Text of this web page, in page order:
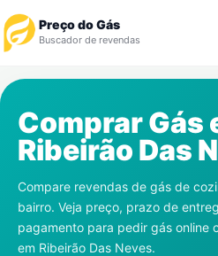
Preço do Gás
Buscador de revendas
Revendedor
Notícias
Cadastre-se
Comprar Gás
Ribeirão Das
Compare revendas de gás de
bairro. Veja preço, prazo de
pagamento para pedir gás online
em Ribeirão Das Neves.